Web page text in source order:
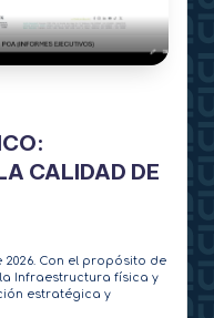
CALIDAD DE
Con el propósito de
Infraestructura física y
estratégica y